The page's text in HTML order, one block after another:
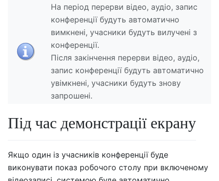
На період перерви відео, аудіо, запис
конференції будуть автоматично
вимкнені, учасники будуть вилучені з
конференції.
Після закінчення перерви відео, аудіо,
запис конференції будуть автоматично
увімкнені, учасники будуть знову
запрошені.
Під час демонстрації екрану
Якщо один із учасників конференції буде
виконувати показ робочого столу при включеному